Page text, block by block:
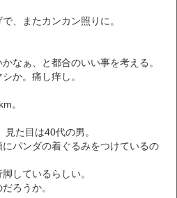
、またカンカン照りに。
なぁ、と都合のいい事を考える。
か。痛し痒し。
。
た目は40代の男。
パンダの着ぐるみをつけているの
しているらしい。
ろうか。